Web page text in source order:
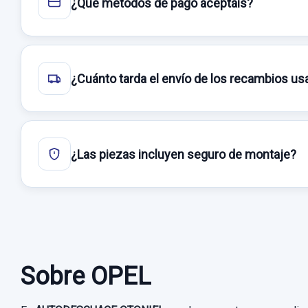
¿Qué métodos de pago aceptáis?
¿Cuánto tarda el envío de los recambios
¿Las piezas incluyen seguro de montaje?
Sobre OPEL